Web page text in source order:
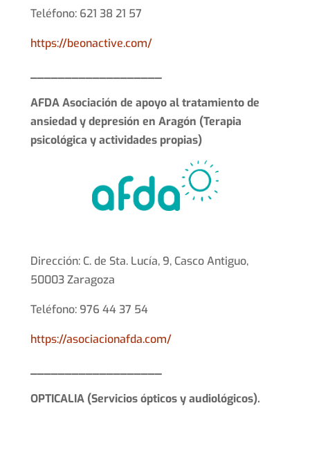
Teléfono: 621 38 21 57
https://beonactive.com/
AFDA Asociación de apoyo al tratamiento de
ansiedad y depresión en Aragón (Terapia
psicológica y actividades propias)
Dirección: C. de Sta. Lucía, 9, Casco Antiguo,
50003 Zaragoza
Teléfono: 976 44 37 54
https://asociacionafda.com/
OPTICALIA (Servicios ópticos y audiológicos).